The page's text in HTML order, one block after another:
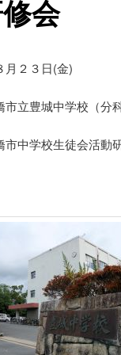
会
月２３日(金)
市立豊城中学校（分
市中学校生徒会活動